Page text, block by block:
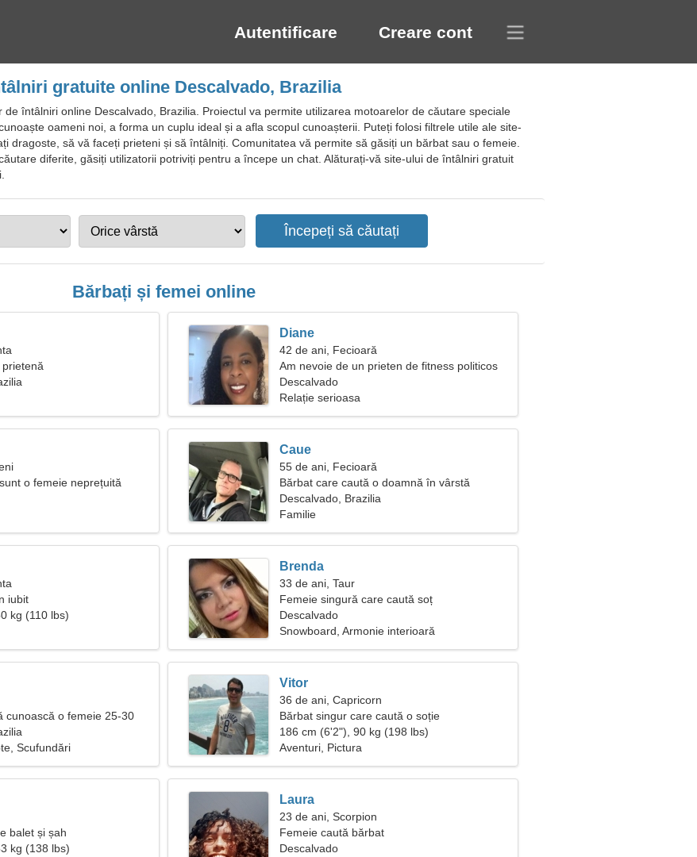
Autentificare Creare cont
gratuite online Descalvado, Brazilia
întâlniri online Descalvado, Brazilia. Proiectul va permite utilizarea motoarelor de căutare speciale
oameni noi, a forma un cuplu ideal și a afla scopul cunoașterii. Puteți folosi filtrele utile ale site-
dragoste, să vă faceți prieteni și să întâlniți. Comunitatea vă permite să găsiți un bărbat sau o femeie.
diferite, găsiți utilizatorii potriviți pentru a începe un chat. Alăturați-vă site-ului de întâlniri gratuit
Bărbați și femei online
Diane
42 de ani, Fecioară
Am nevoie de un prieten de fitness politicos
Descalvado
Relație serioasa
o femeie neprețuită
Caue
55 de ani, Fecioară
Bărbat care caută o doamnă în vârstă
Descalvado, Brazilia
Familie
iubit
kg (110 lbs)
Brenda
33 de ani, Taur
Femeie singură care caută soț
Descalvado
Snowboard, Armonie interioară
cunoască o femeie 25-30
Scufundări
Vitor
36 de ani, Capricorn
Bărbat singur care caută o soție
186 cm (6'2"), 90 kg (198 lbs)
Aventuri, Pictura
balet și șah
kg (138 lbs)
Laura
23 de ani, Scorpion
Femeie caută bărbat
Descalvado